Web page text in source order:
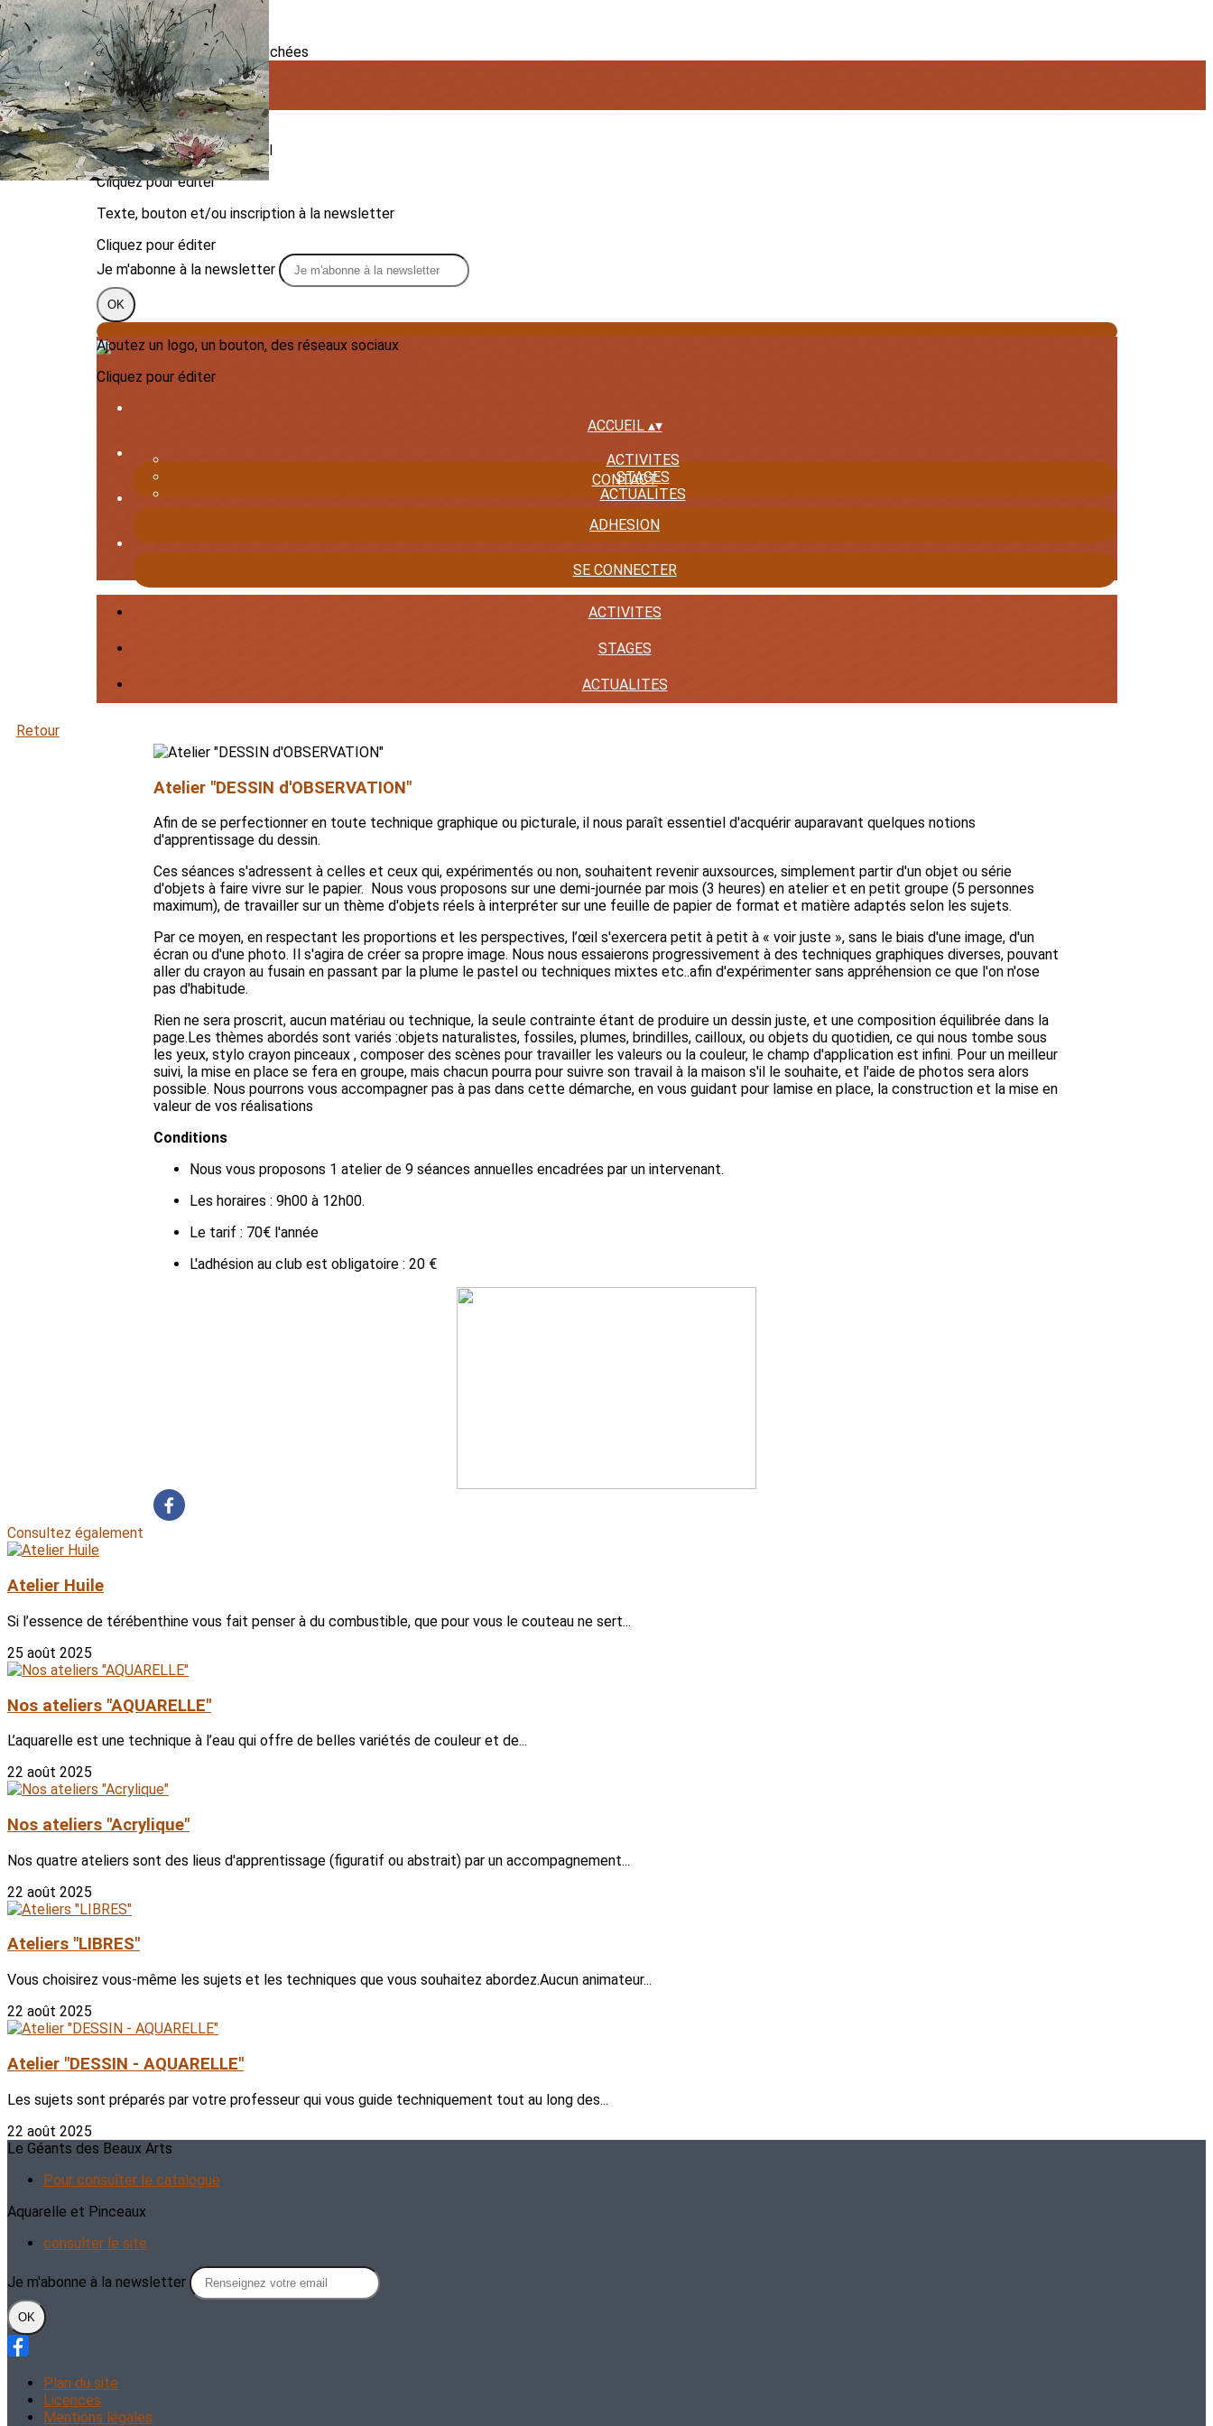
Exporter les lignes sélectionnées
Exporter toutes les colonnes
Exporter uniquement les colonnes affichées
Menu
?>
Images de la page d'accueil
Cliquez pour éditer
Texte, bouton et/ou inscription à la newsletter
Cliquez pour éditer
Je m'abonne à la newsletter
OK
Ajoutez un logo, un bouton, des réseaux sociaux
Cliquez pour éditer
ACCUEIL ▴▾
ACTIVITES
STAGES
ACTUALITES
CONTACT
ADHESION
SE CONNECTER
ACTIVITES
STAGES
ACTUALITES
Retour
Atelier "DESSIN d'OBSERVATION"
Afin de se perfectionner en toute technique graphique ou picturale, il nous paraît essentiel d'acquérir auparavant quelques notions
d'apprentissage du dessin.
Ces séances s'adressent à celles et ceux qui, expérimentés ou non, souhaitent revenir auxsources, simplement partir d'un objet ou série
d'objets à faire vivre sur le papier. Nous vous proposons sur une demi-journée par mois (3 heures) en atelier et en petit groupe (5 personnes
maximum), de travailler sur un thème d'objets réels à interpréter sur une feuille de papier de format et matière adaptés selon les sujets.
Par ce moyen, en respectant les proportions et les perspectives, l’œil s'exercera petit à petit à « voir juste », sans le biais d'une image, d'un
écran ou d'une photo. Il s'agira de créer sa propre image. Nous nous essaierons progressivement à des techniques graphiques diverses, pouvant
aller du crayon au fusain en passant par la plume le pastel ou techniques mixtes etc..afin d'expérimenter sans appréhension ce que l'on n'ose
pas d'habitude.
Rien ne sera proscrit, aucun matériau ou technique, la seule contrainte étant de produire un dessin juste, et une composition équilibrée dans la
page.Les thèmes abordés sont variés :objets naturalistes, fossiles, plumes, brindilles, cailloux, ou objets du quotidien, ce qui nous tombe sous
les yeux, stylo crayon pinceaux , composer des scènes pour travailler les valeurs ou la couleur, le champ d'application est infini. Pour un meilleur
suivi, la mise en place se fera en groupe, mais chacun pourra pour suivre son travail à la maison s'il le souhaite, et l'aide de photos sera alors
possible. Nous pourrons vous accompagner pas à pas dans cette démarche, en vous guidant pour lamise en place, la construction et la mise en
valeur de vos réalisations
Conditions
Nous vous proposons 1 atelier de 9 séances annuelles encadrées par un intervenant.
Les horaires : 9h00 à 12h00.
Le tarif : 70€ l'année
L'adhésion au club est obligatoire : 20 €
Consultez également
Atelier Huile
Si l’essence de térébenthine vous fait penser à du combustible, que pour vous le couteau ne sert...
25 août 2025
Nos ateliers "AQUARELLE"
L’aquarelle est une technique à l’eau qui offre de belles variétés de couleur et de...
22 août 2025
Nos ateliers "Acrylique"
Nos quatre ateliers sont des lieus d'apprentissage (figuratif ou abstrait) par un accompagnement...
22 août 2025
Ateliers "LIBRES"
Vous choisirez vous-même les sujets et les techniques que vous souhaitez abordez.Aucun animateur...
22 août 2025
Atelier "DESSIN - AQUARELLE"
Les sujets sont préparés par votre professeur qui vous guide techniquement tout au long des...
22 août 2025
Le Géants des Beaux Arts
Pour consulter le catalogue
Aquarelle et Pinceaux
consulter le site
Je m'abonne à la newsletter
OK
Plan du site
Licences
Mentions légales